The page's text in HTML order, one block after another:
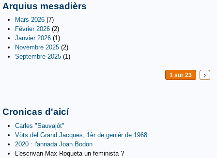
Arquius mesadièrs
Mars 2026 (7)
Février 2026 (2)
Janvier 2026 (1)
Novembre 2025 (2)
Septembre 2025 (1)
1 sur 23 ›
Cronicas d'aicí
Carles "Sauvajòt"
Vòts del Grand Jacques, 1èr de genièr de 1968
2020 : l'annada Joan Bodon
L'escrivan Max Roqueta un feminista ?